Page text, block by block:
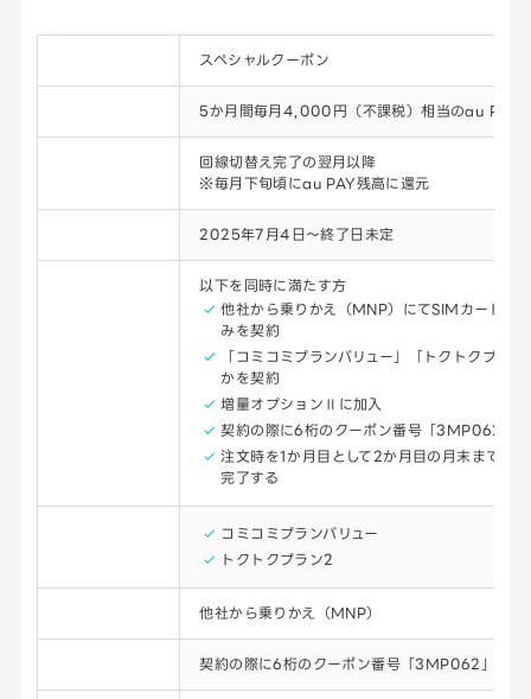
スペシャルクーポン
5か月間毎月4,000円（不課税）相当のau PAY
回線切替え完了の翌月以降
※毎月下旬頃にau PAY残高に還元
2025年7月4日～終了日未定
以下を同時に満たす方
他社から乗りかえ（MNP）にてSIMカードま
みを契約
「コミコミプランバリュー」「トクトクプラ
かを契約
増量オプションⅡに加入
契約の際に6桁のクーポン番号「3MP062」
注文時を1か月目として2か月目の月末までに
完了する
コミコミプランバリュー
トクトクプラン2
他社から乗りかえ（MNP）
契約の際に6桁のクーポン番号「3MP062」を入